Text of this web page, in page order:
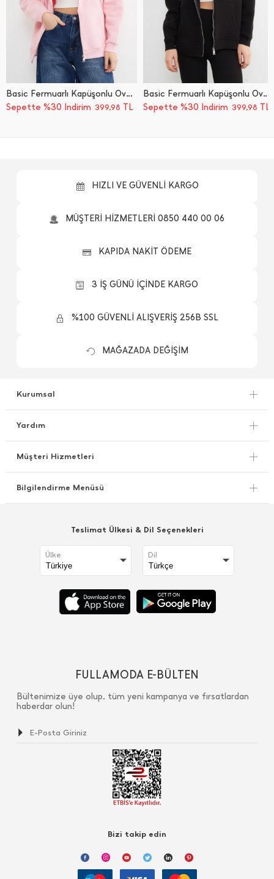
Basic Fermuarlı Kapüşonlu Oversize Sweatshirt
Sepette %30 İndirim 399,98 TL
Basic Fermuarlı Kapüşonlu Oversize Sweatshirt
Sepette %30 İndirim 399,98 TL
HIZLI VE GÜVENLİ KARGO
MÜŞTERİ HİZMETLERİ 0850 440 00 06
KAPIDA NAKİT ÖDEME
3 İŞ GÜNÜ İÇİNDE KARGO
%100 GÜVENLİ ALIŞVERİŞ 256B SSL
MAĞAZADA DEĞİŞİM
Kurumsal
Yardım
Müşteri Hizmetleri
Bilgilendirme Menüsü
Teslimat Ülkesi & Dil Seçenekleri
Ülke Dil
FULLAMODA E-BÜLTEN
Bültenimize üye olup, tüm yeni kampanya ve fırsatlardan
haberdar olun!
Bizi takip edin